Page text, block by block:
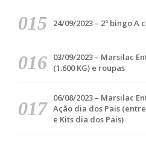
24/09/2023 – 2º bingo
03/09/2023 – Marsilac
(1.600 KG) e roupas
06/08/2023 – Marsilac
Ação dia dos Pais
e Kits dia dos Pais)